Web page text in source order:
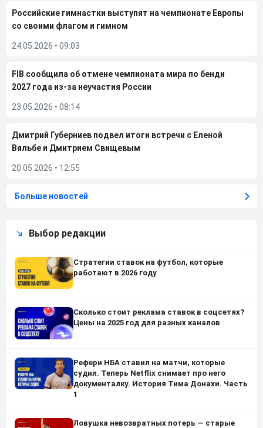
Российские гимнастки выступят на чемпионате Европы
со своими флагом и гимном
24.05.2026 • 09:03
FIB сообщила об отмене чемпионата мира по бенди
2027 года из-за неучастия России
23.05.2026 • 08:14
Дмитрий Губерниев подвел итоги встречи с Еленой
Вяльбе и Дмитрием Свищевым
20.05.2026 • 12:55
Больше новостей
Выбор редакции
Стратегии ставок на футбол, которые
работают в 2026 году
Сколько стоит реклама ставок в соцсетях?
Цены на 2025 год для разных каналов
Рефери НБА ставил на матчи, которые
судил. Теперь Netflix снимает про него
документалку. История Тима Донахи. Часть
1
Ловушка невозвратных потерь — старые